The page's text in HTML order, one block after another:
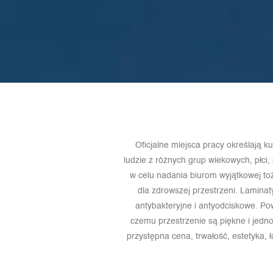
Oficjalne miejsca pracy określają
ludzie z różnych grup wiekowych,
w celu nadania biurom wyjątkowej
dla zdrowszej przestrzeni.
antybakteryjne i antyodciskowe.
czemu przestrzenie są piękne i
przystępna cena, trwałość, estetyka,